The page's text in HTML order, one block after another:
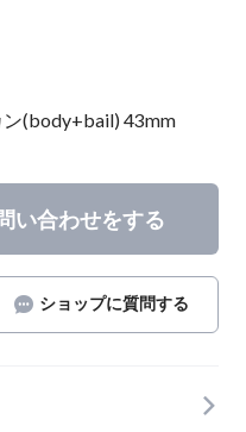
(body+bail) 43mm
い合わせをする
ショップに質問する